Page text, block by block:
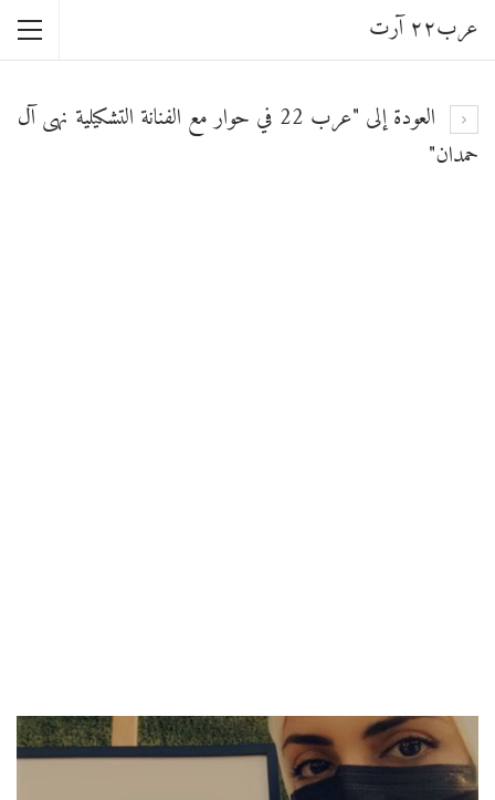
عرب٢٢ آرت
العودة إلى "عرب 22 في حوار مع الفنانة التشكيلية نهى آل
حمدان"